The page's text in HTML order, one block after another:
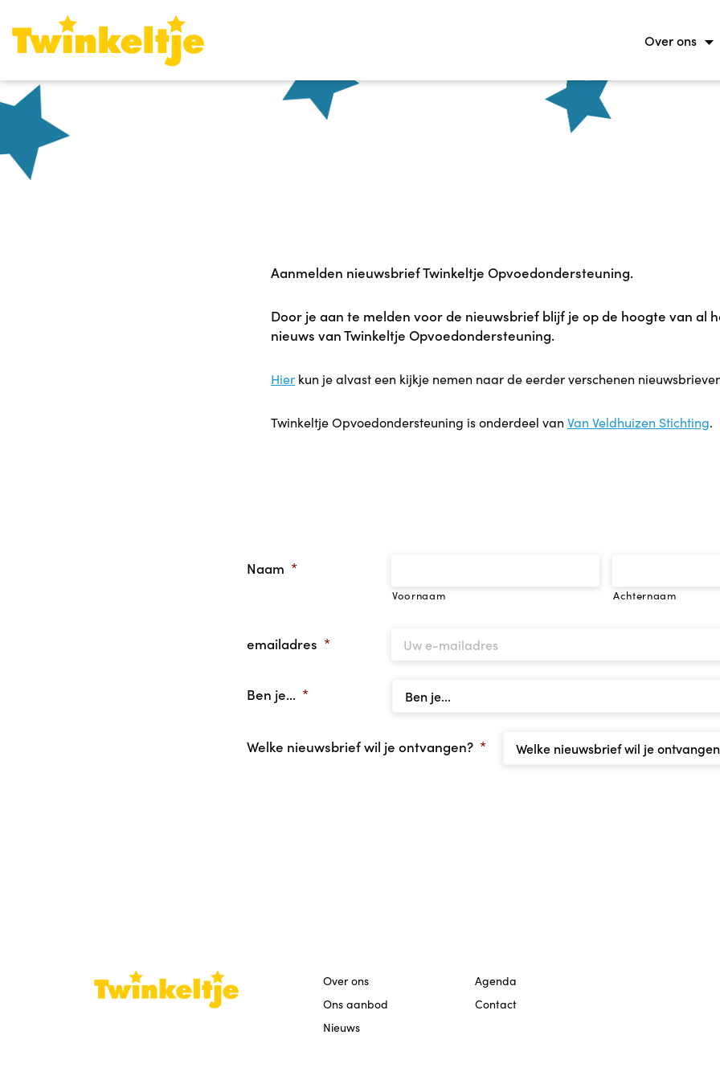
Over ons
Aanmelden nieuwsbrief Twinkeltje Opvoedondersteuning.
Door je aan te melden voor de nieuwsbrief blijf je op de hoogte van al
nieuws van Twinkeltje Opvoedondersteuning.
Hier kun je alvast een kijkje nemen naar de eerder verschenen
Twinkeltje Opvoedondersteuning is onderdeel van Van Veldhuizen Stichting.
Naam *
Voornaam Achternaam
emailadres *
Ben je... *
Welke nieuwsbrief wil je ontvangen? *
Over ons
Ons aanbod
Nieuws
Agenda
Contact